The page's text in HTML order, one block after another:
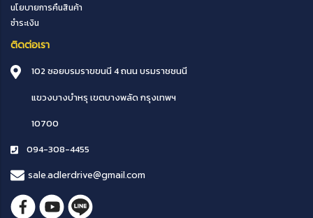
นโยบายการคืนสินค้า
ชำระเงิน
ติดต่อเรา
102 ซอยบรมราขขนนี 4 ถนน บรมราชชนนี
แขวงบางบำหรุ เขตบางพลัดกรุงเทพฯ
10700
094-308-4455
sale.adlerdrive@gmail.com